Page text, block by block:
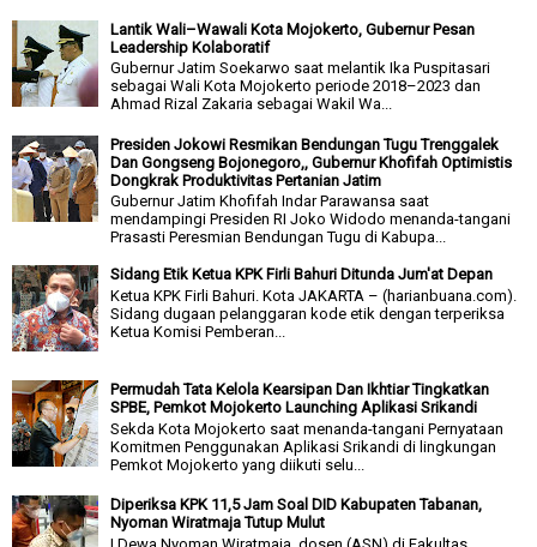
Lantik Wali–Wawali Kota Mojokerto, Gubernur Pesan
Leadership Kolaboratif
Gubernur Jatim Soekarwo saat melantik Ika Puspitasari
sebagai Wali Kota Mojokerto periode 2018–2023 dan
Ahmad Rizal Zakaria sebagai Wakil Wa...
Presiden Jokowi Resmikan Bendungan Tugu Trenggalek
Dan Gongseng Bojonegoro,, Gubernur Khofifah Optimistis
Dongkrak Produktivitas Pertanian Jatim
Gubernur Jatim Khofifah Indar Parawansa saat
mendampingi Presiden RI Joko Widodo menanda-tangani
Prasasti Peresmian Bendungan Tugu di Kabupa...
Sidang Etik Ketua KPK Firli Bahuri Ditunda Jum'at Depan
Ketua KPK Firli Bahuri. Kota JAKARTA – (harianbuana.com).
Sidang dugaan pelanggaran kode etik dengan terperiksa
Ketua Komisi Pemberan...
Permudah Tata Kelola Kearsipan Dan Ikhtiar Tingkatkan
SPBE, Pemkot Mojokerto Launching Aplikasi Srikandi
Sekda Kota Mojokerto saat menanda-tangani Pernyataan
Komitmen Penggunakan Aplikasi Srikandi di lingkungan
Pemkot Mojokerto yang diikuti selu...
Diperiksa KPK 11,5 Jam Soal DID Kabupaten Tabanan,
Nyoman Wiratmaja Tutup Mulut